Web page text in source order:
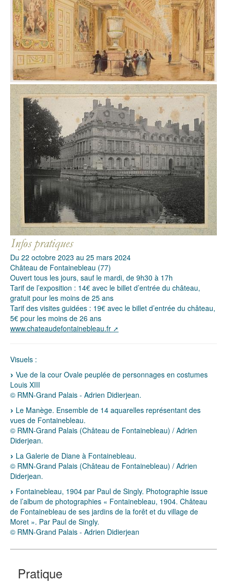
Du 22 octobre 2023 au 25 mars 2024
Château de Fontainebleau (77)
Ouvert tous les jours, sauf le mardi, de 9h30 à 17h
Tarif de l’exposition : 14€ avec le billet d’entrée du château,
gratuit pour les moins de 25 ans
Tarif des visites guidées : 19€ avec le billet d’entrée du château,
5€ pour les moins de 26 ans
www.chateaudefontainebleau.fr
Visuels :
Vue de la cour Ovale peuplée de personnages en costumes
Louis XIII
© RMN-Grand Palais - Adrien Didierjean.
Le Manège. Ensemble de 14 aquarelles représentant des
vues de Fontainebleau.
© RMN-Grand Palais (Château de Fontainebleau) / Adrien
Diderjean.
La Galerie de Diane à Fontainebleau.
© RMN-Grand Palais (Château de Fontainebleau) / Adrien
Diderjean.
Fontainebleau, 1904 par Paul de Singly. Photographie issue
de l’album de photographies « Fontainebleau, 1904. Château
de Fontainebleau de ses jardins de la forêt et du village de
Moret ». Par Paul de Singly.
© RMN-Grand Palais - Adrien Didierjean
Pratique